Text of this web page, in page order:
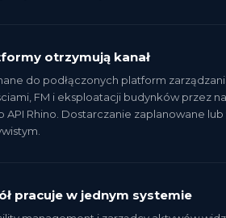
otrzymują kanał
do podłączonych platform
FM i eksploatacji budynków przez
API Rhino. Dostarczanie zaplanowane
pracuje w jednym systemie